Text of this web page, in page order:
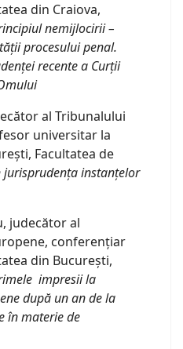
din Craiova,
nemijlocirii –
procesului penal.
recente a Curții
al Tribunalului
universitar la
Facultatea de
instanțelor
judecător al
conferențiar
din București,
impresii la
după un an de la
în materie de